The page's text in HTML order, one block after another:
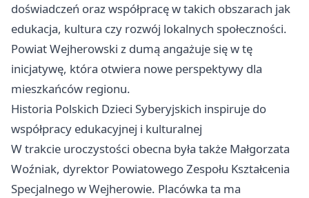
doświadczeń oraz współpracę w takich obszarach jak
edukacja, kultura czy rozwój lokalnych społeczności.
Powiat Wejherowski z dumą angażuje się w tę
inicjatywę, która otwiera nowe perspektywy dla
mieszkańców regionu.
Historia Polskich Dzieci Syberyjskich inspiruje do
współpracy edukacyjnej i kulturalnej
W trakcie uroczystości obecna była także Małgorzata
Woźniak, dyrektor Powiatowego Zespołu Kształcenia
Specjalnego w Wejherowie. Placówka ta ma